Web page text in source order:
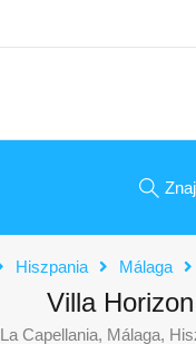
Hiszpania Málaga
Villa Horizon
La Capellania, Málaga,